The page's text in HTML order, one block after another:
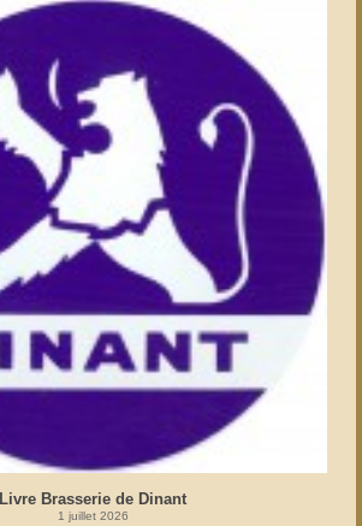
Livre Brasserie de Dinant
1 juillet 2026